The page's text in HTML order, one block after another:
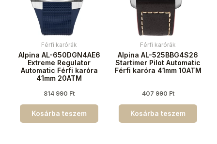
Férfi karórák
Alpina AL-650DGN4AE6
Extreme Regulator
Automatic Férfi karóra
41mm 20ATM
814 990 Ft
Kosárba teszem
Férfi karórák
Alpina AL-525BBG4S26
Startimer Pilot Automatic
Férfi karóra 41mm 10ATM
407 990 Ft
Kosárba teszem